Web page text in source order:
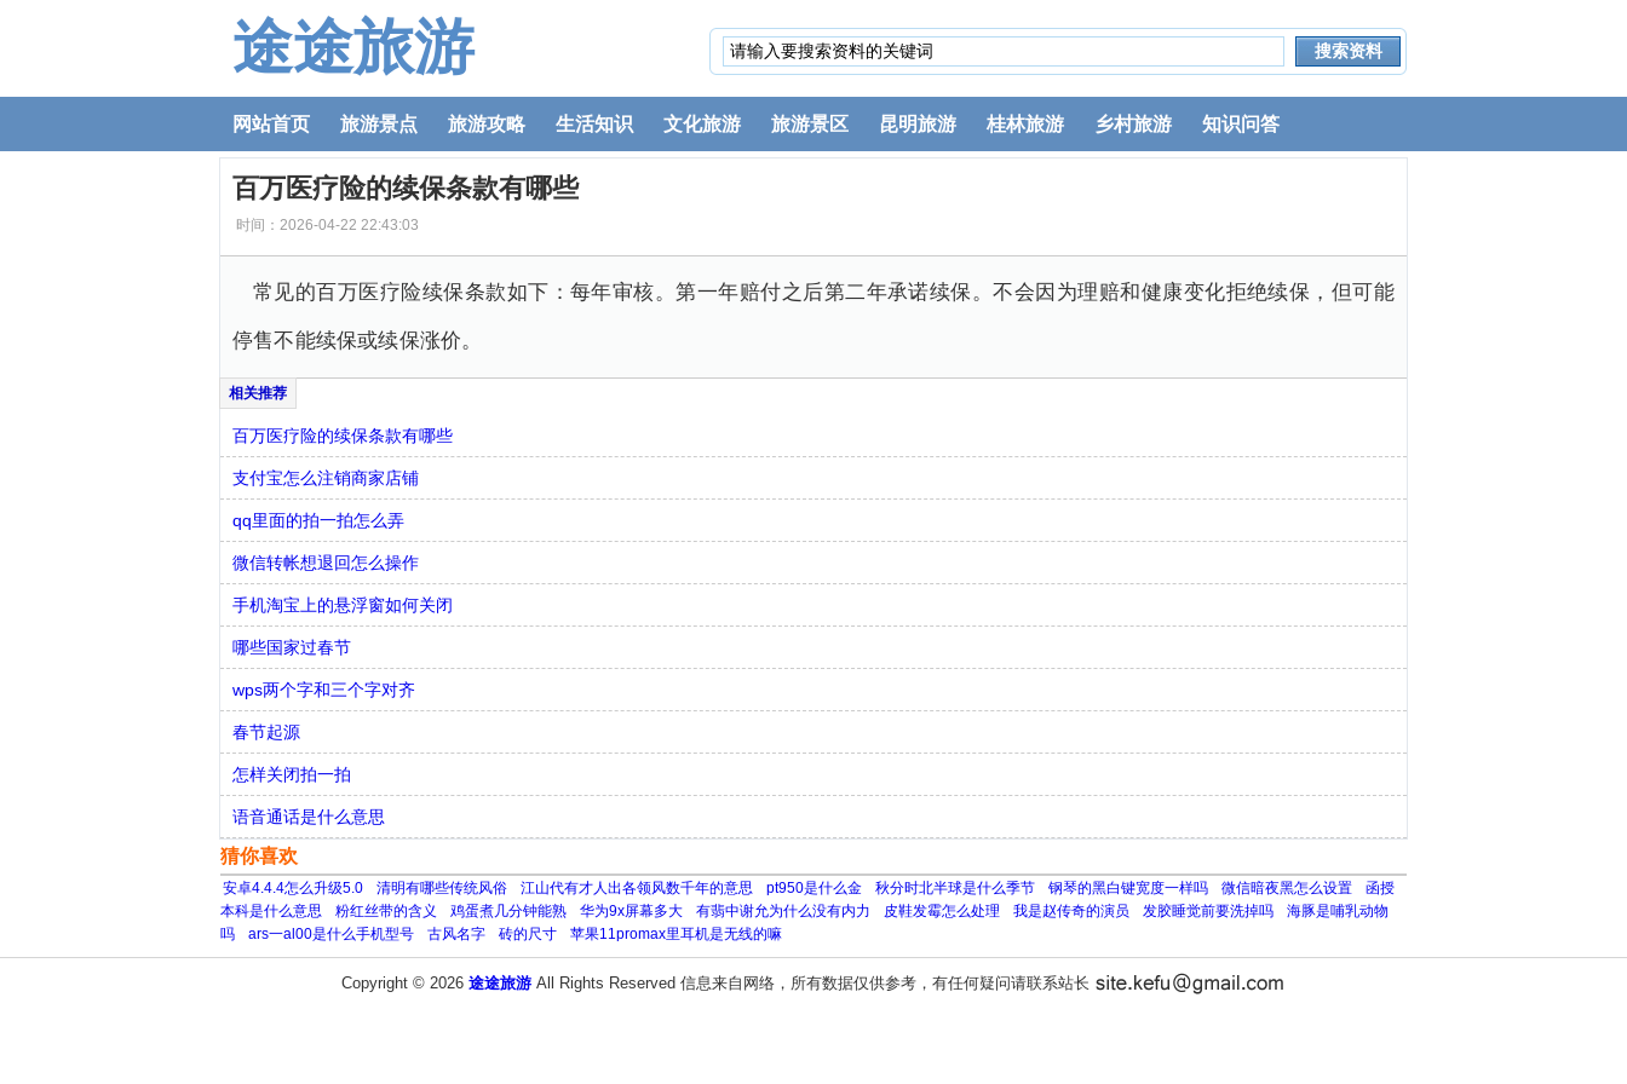
途途旅游
网站首页 旅游景点 旅游攻略 生活知识 文化旅游 旅游景区 昆明旅游 桂林旅游 乡村旅游 知识问答
百万医疗险的续保条款有哪些
时间：2026-04-22 22:43:03
常见的百万医疗险续保条款如下：每年审核。第一年赔付之后第二年承诺续保。不会因为理赔和健康变化拒绝续保，但可能
停售不能续保或续保涨价。
百万医疗险的续保条款有哪些
支付宝怎么注销商家店铺
qq里面的拍一拍怎么弄
微信转帐想退回怎么操作
手机淘宝上的悬浮窗如何关闭
哪些国家过春节
wps两个字和三个字对齐
春节起源
怎样关闭拍一拍
语音通话是什么意思
猜你喜欢
安卓4.4.4怎么升级5.0 清明有哪些传统风俗 江山代有才人出各领风数千年的意思 pt950是什么金 秋分时北半球是什么季节 钢琴的黑白键宽度一样吗 微信暗夜黑怎么设置
函授
本科是什么意思
粉红丝带的含义 鸡蛋煮几分钟能熟 华为9x屏幕多大 有翡中谢允为什么没有内力 皮鞋发霉怎么处理 我是赵传奇的演员 发胶睡觉前要洗掉吗
海豚是哺乳动物
吗
ars一al00是什么手机型号 古风名字 砖的尺寸 苹果11promax里耳机是无线的嘛
Copyright © 2026 途途旅游 All Rights Reserved 信息来自网络，所有数据仅供参考，有任何疑问请联系站长